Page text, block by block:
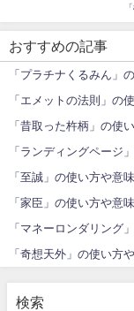
おすすめの記事
「プラチナくるみん」
「エメットの法則」の
「昔取った杵柄」の使
「ランディングページ
「至誠」の使い方や意
「家臣」の使い方や意
「マネーロンダリング
「奇想天外」の使い方
検索